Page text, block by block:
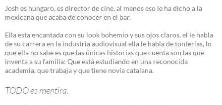
Josh es hungaro, es director de cine, al menos eso le ha dicho a la
mexicana que acaba de conocer en el bar.
Ella esta encantada con su look bohemio y sus ojos claros, el le habla
de su carrera en la industria audiovisual ella le habla de tonterías, lo
que ella no sabe es que las únicas historias que cuenta son las que
inventa a su familia: Que está estudiando en una reconocida
academia, que trabaja y que tiene novia catalana.
TODO es mentira.